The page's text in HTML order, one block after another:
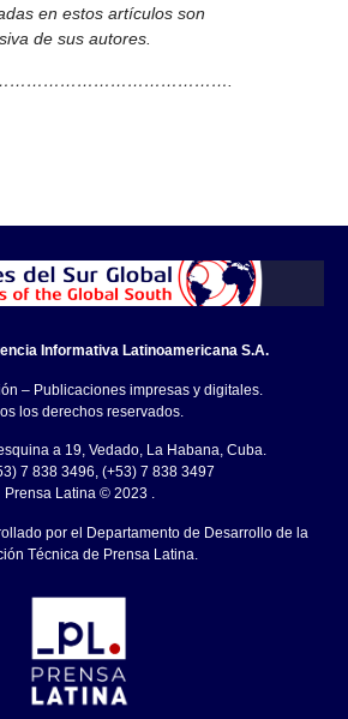
en estos artículos son
de sus autores.
Informativa Latinoamericana S.A.
– Publicaciones impresas y digitales.
los derechos reservados.
a 19, Vedado, La Habana, Cuba.
7 838 3496, (+53) 7 838 3497
Prensa Latina © 2023 .
por el Departamento de Desarrollo de la
Técnica de Prensa Latina.